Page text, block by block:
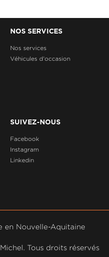
NOS SERVICES
Nos services
Véhicules d'occasion
SUIVEZ-NOUS
Facebook
Instagram
Linkedin
en Nouvelle-Aquitaine
Tous droits réservés